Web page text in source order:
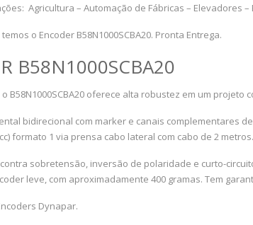
Agricultura – Automação de Fábricas – Elevadores
o Encoder B58N1000SCBA20. Pronta Entrega.
B58N1000SCBA20
B58N1000SCBA20 oferece alta robustez em um projeto
bidirecional com marker e canais complementares
formato 1 via prensa cabo lateral com cabo de 2 metros.
sobretensão, inversão de polaridade e curto-
leve, com aproximadamente 400 gramas. Tem
Dynapar.